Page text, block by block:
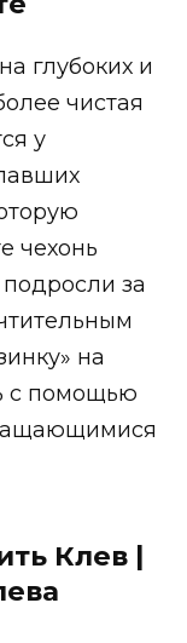
глубоких и
чистая
у
чехонь
за
на
с помощью
Клев |